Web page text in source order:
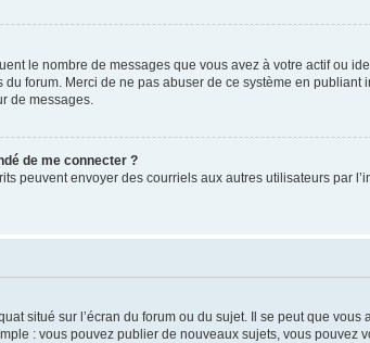
le nombre de messages que vous avez à votre actif ou
forum. Merci de ne pas abuser de ce système en
de messages.
de me connecter ?
peuvent envoyer des courriels aux autres utilisateurs par
situé sur l’écran du forum ou du sujet. Il se peut que
: vous pouvez publier de nouveaux sujets, vous pouvez